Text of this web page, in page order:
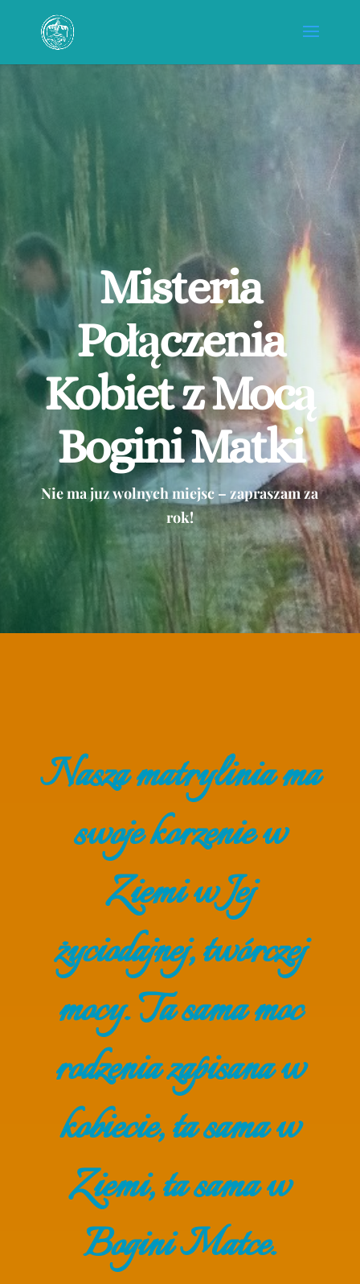
Misteria
Połączenia
Kobiet z Mocą
Bogini Matki
Nie ma juz wolnych miejsc – zapraszam za
rok!
Nasza matrylinia ma
swoje korzenie w
Ziemi w Jej
życiodajnej, twórczej
mocy. Ta sama moc
rodzenia zapisana w
kobiecie, ta sama w
Ziemi, ta sama w
Bogini Matce.